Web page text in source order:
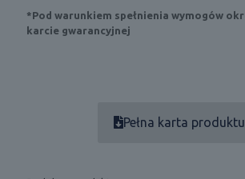
*Pod warunkiem spełnienia wymogów
karcie gwarancyjnej
Pełna karta produktu